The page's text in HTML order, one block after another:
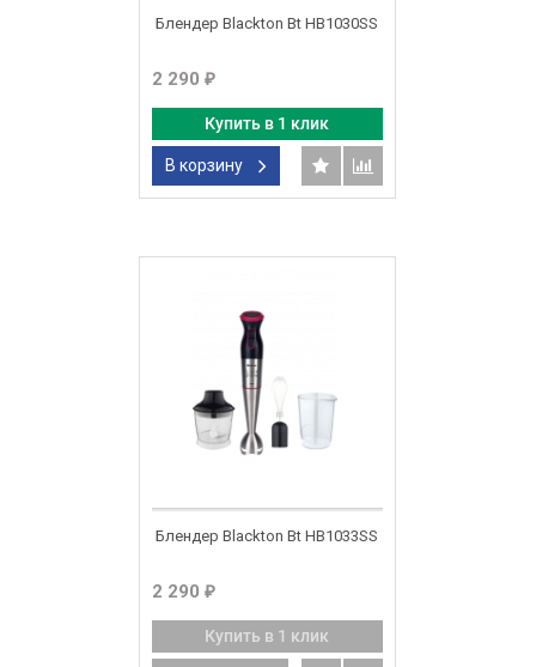
Блендер Blackton Bt HB1030SS
2 290 ₽
Купить в 1 клик
В корзину
Блендер Blackton Bt HB1033SS
2 290 ₽
Купить в 1 клик